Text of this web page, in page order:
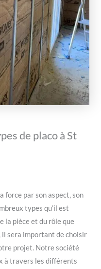
de placo à St
force par son aspect, son
types qu’il est
la pièce et du rôle que
il sera important de choisir
projet. Notre société
à travers les différents